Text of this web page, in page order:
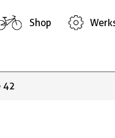
Shop
42